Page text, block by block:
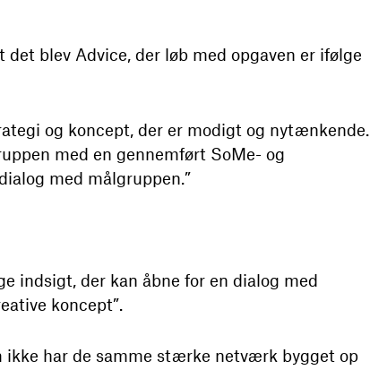
det blev Advice, der løb med opgaven er ifølge
og koncept, der er modigt og nytænkende.
med en gennemført SoMe- og
med målgruppen.”
indsigt, der kan åbne for en dialog med
koncept”.
har de samme stærke netværk bygget op